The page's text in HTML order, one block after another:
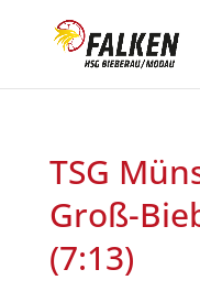
TSG
Groß-
(7:13)